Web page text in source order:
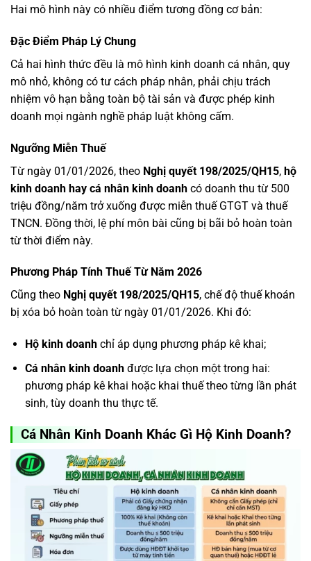
Hai mô hình này có nhiều điểm tương đồng cơ bản:
Đặc Điểm Pháp Lý Chung
Cả hai hình thức đều là mô hình kinh doanh cá nhân, quy
mô nhỏ, không có tư cách pháp nhân, phải chịu trách
nhiệm vô hạn bằng toàn bộ tài sản và được phép kinh
doanh mọi ngành nghề pháp luật không cấm.
Ngưỡng Miễn Thuế
Từ ngày 01/01/2026, theo Nghị quyết 198/2025/QH15, hộ
kinh doanh hay cá nhân kinh doanh có doanh thu từ 500
triệu đồng/năm trở xuống được miễn thuế GTGT và thuế
TNCN. Đồng thời, lệ phí môn bài cũng bị bãi bỏ hoàn toàn
từ thời điểm này.
Phương Pháp Tính Thuế Từ Năm 2026
Cũng theo Nghị quyết 198/2025/QH15, chế độ thuế khoán
bị xóa bỏ hoàn toàn từ ngày 01/01/2026. Khi đó:
Hộ kinh doanhchỉ áp dụng phương pháp kê khai;
Cá nhân kinh doanhđược lựa chọn một trong hai:
phương pháp kê khai hoặc khai thuế theo từng lần phát
sinh, tùy doanh thu thực tế.
Cá Nhân Kinh Doanh Khác Gì Hộ Kinh Doanh?